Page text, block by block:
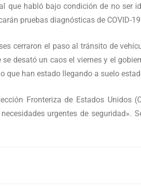
que habló bajo condición de no ser
pruebas diagnósticas de COVID-
cerraron el paso al tránsito de
se desató un caos el viernes y el
que han estado llegando a suelo
Fronteriza de Estados Unidos
urgentes de seguridad».